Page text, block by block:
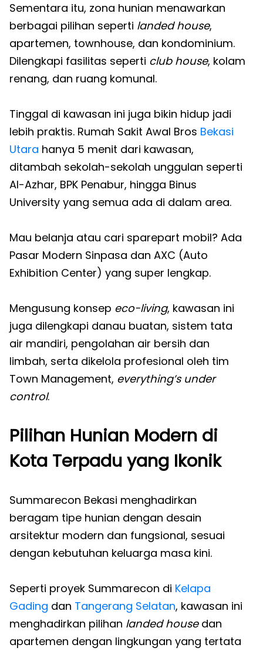
Sementara itu, zona hunian menawarkan
berbagai pilihan seperti landed house,
apartemen, townhouse, dan kondominium.
Dilengkapi fasilitas seperti club house, kolam
renang, dan ruang komunal.
Tinggal di kawasan ini juga bikin hidup jadi
lebih praktis. Rumah Sakit Awal Bros Bekasi
Utara hanya 5 menit dari kawasan,
ditambah sekolah-sekolah unggulan seperti
Al-Azhar, BPK Penabur, hingga Binus
University yang semua ada di dalam area.
Mau belanja atau cari sparepart mobil? Ada
Pasar Modern Sinpasa dan AXC (Auto
Exhibition Center) yang super lengkap.
Mengusung konsep eco-living, kawasan ini
juga dilengkapi danau buatan, sistem tata
air mandiri, pengolahan air bersih dan
limbah, serta dikelola profesional oleh tim
Town Management, everything’s under
control.
Pilihan Hunian Modern di
Kota Terpadu yang Ikonik
Summarecon Bekasi menghadirkan
beragam tipe hunian dengan desain
arsitektur modern dan fungsional, sesuai
dengan kebutuhan keluarga masa kini.
Seperti proyek Summarecon di Kelapa
Gading dan Tangerang Selatan, kawasan ini
menghadirkan pilihan landed house dan
apartemen dengan lingkungan yang tertata